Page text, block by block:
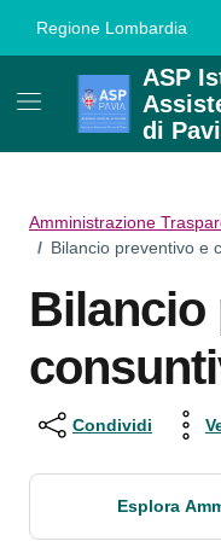
Regione Lombardia
ASP
di
Amministrazione
/ Bilancio preventivo e
Bilancio
Condividi
Esplora